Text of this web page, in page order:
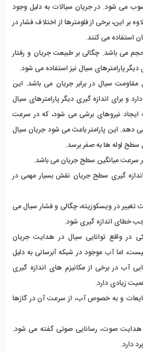
می شود. در جریان سیالات به دلیل وجود
بر این، برخی از فلومترها از اختلاف فشار در
استفاده می کنند.
می باشد. چگالی بر طبیعت جریان و رفتار
دیگر پارامترهای سیال نیز استفاده می شود.
مقاومت سیال در برابر جریان می باشد. این
و برای اندازه گیری دیگر پارامترهای سیال
ایجاد نیروهای برشی می شود، که در سرعت
دهد. این پارامتر باعث می شود جریان سیال
سطح لوله ها به صفر برسد.
گیری سطح جریان نقش بسیار مهمی در
تغییر در ویسکوزیته، چگالی و فشار سیال می
خطای اندازه گیری شود.
در واقع توانایی سیال در هدایت جریان
اما آب موجود در شبکه آبرسانی به دلیل
آب در برخی از مکانیزم های اندازه گیری
زیادی دارد.
و به خصوص آب، از سرعت آن در گازها
هدایت صوت، رسانایی صوتی گفته می شود.
دارد.